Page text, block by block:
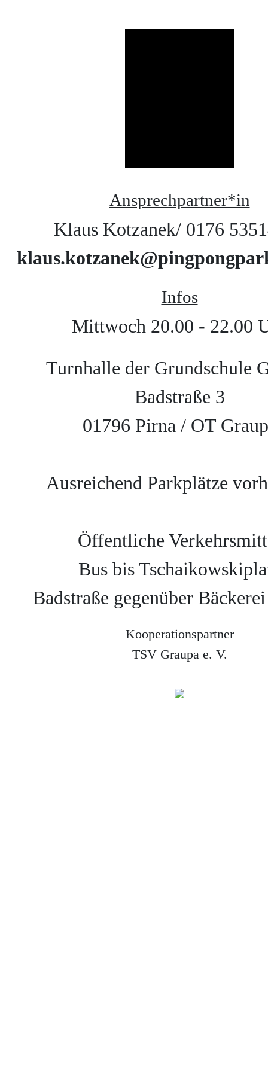
Ansprechpartner*in
Klaus Kotzanek/ 0176
Infos
Mittwoch 20.00 - 22.00
Turnhalle der Grundschule
Badstraße 3
01796 Pirna / OT
Ausreichend Parkplätze
Öffentliche
Bus bis
Badstraße gegenüber
Kooperationspartner
TSV Graupa e. V.